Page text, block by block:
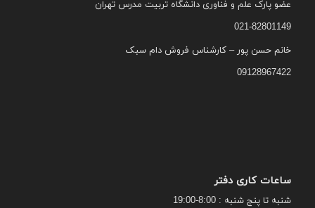
عضو پارک علم و فناوری دانشگاه تربیت مدرس تهران
021-82801149
خانم حسن پور – کارشناس فروش دام سبک
09128967422
ساعات کاری دفتر
شنبه تا پنج شنبه : 8:00-19:00